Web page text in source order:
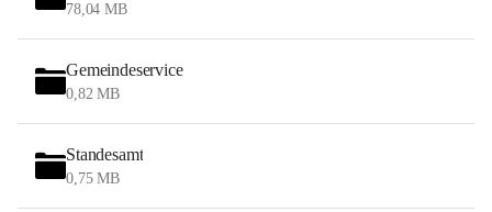
78,04 MB
Gemeindeservice
0,82 MB
Standesamt
0,75 MB